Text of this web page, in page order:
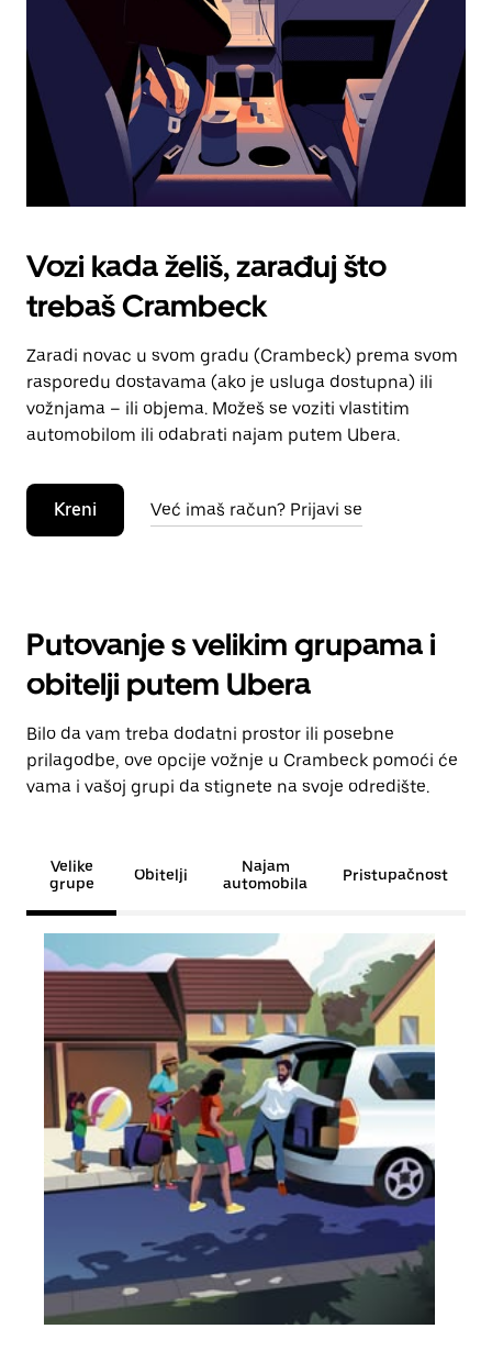
kalendara.
Vozi kada želiš, zarađuj što
trebaš Crambeck
Zaradi novac u svom gradu (Crambeck) prema svom
rasporedu dostavama (ako je usluga dostupna) ili
vožnjama – ili objema. Možeš se voziti vlastitim
automobilom ili odabrati najam putem Ubera.
Kreni Već imaš račun? Prijavi se
Putovanje s velikim grupama i
obitelji putem Ubera
Bilo da vam treba dodatni prostor ili posebne
prilagodbe, ove opcije vožnje u Crambeck pomoći će
vama i vašoj grupi da stignete na svoje odredište.
Velike
grupe
Obitelji
Najam
automobila
Pristupačnost